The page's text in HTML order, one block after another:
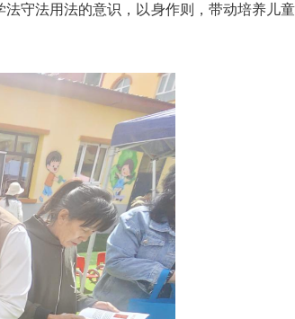
守法用法的意识，以身作则，带动培养儿